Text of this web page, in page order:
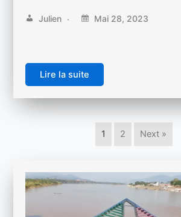
Julien Mai 28, 2023
Lire la suite
1 2 Next »